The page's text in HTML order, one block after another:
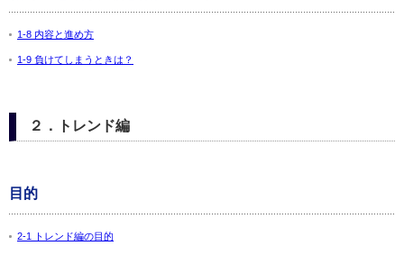
1-8 内容と進め方
1-9 負けてしまうときは？
２．トレンド編
目的
2-1 トレンド編の目的